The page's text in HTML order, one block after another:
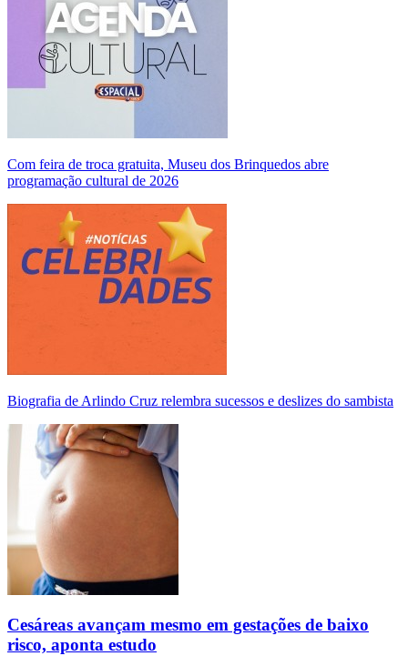
Com feira de troca gratuita, Museu dos Brinquedos abre
programação cultural de 2026
Biografia de Arlindo Cruz relembra sucessos e deslizes do sambista
Cesáreas avançam mesmo em gestações de baixo
risco, aponta estudo